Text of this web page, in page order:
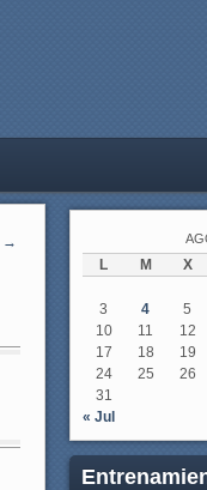
→
L M X
3
4 5
10
11 12
17
18 19
24
25 26
31
« Jul